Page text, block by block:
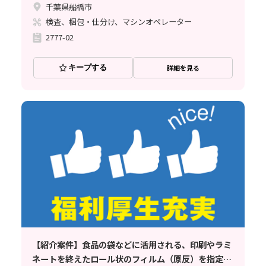
千葉県船橋市
検査、梱包・仕分け、マシンオペレーター
2777-02
キープする 詳細を見る
【紹介案件】食品の袋などに活用される、印刷やラミ
ネートを終えたロール状のフィルム（原反）を指定の